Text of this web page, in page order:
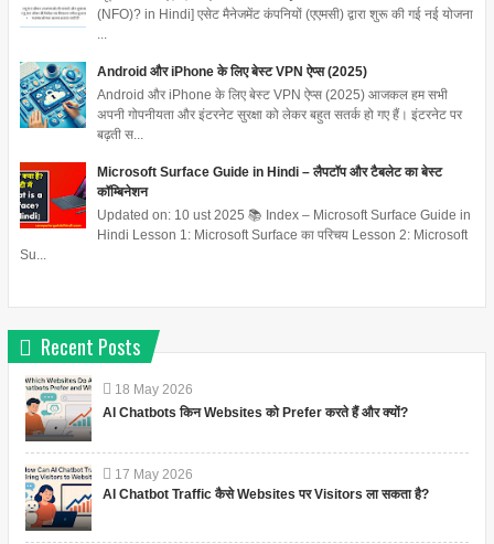
(NFO)? in Hindi] एसेट मैनेजमेंट कंपनियों (एएमसी) द्वारा शुरू की गई नई योजना
Android और iPhone के लिए बेस्ट VPN ऐप्स (2025)
Android और iPhone के लिए बेस्ट VPN ऐप्स (2025) आजकल हम सभी
अपनी गोपनीयता और इंटरनेट सुरक्षा को लेकर बहुत सतर्क हो गए हैं। इंटरनेट पर
बढ़ती स...
Microsoft Surface Guide in Hindi – लैपटॉप और टैबलेट का बेस्ट
कॉम्बिनेशन
Updated on: 10 ust 2025 📚 Index – Microsoft Surface Guide in
Hindi Lesson 1: Microsoft Surface का परिचय Lesson 2: Microsoft
Su...
Recent Posts
18 May 2026
AI Chatbots किन Websites को Prefer करते हैं और क्यों?
17 May 2026
AI Chatbot Traffic कैसे Websites पर Visitors ला सकता है?